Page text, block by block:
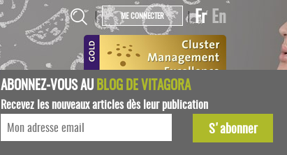
| ME CONNECTER |Fr En
START-UPS AGENDA
ABONNEZ-VOUS AUBLOG DE VITAGORA
Recevez les nouveaux articles dès leur publication